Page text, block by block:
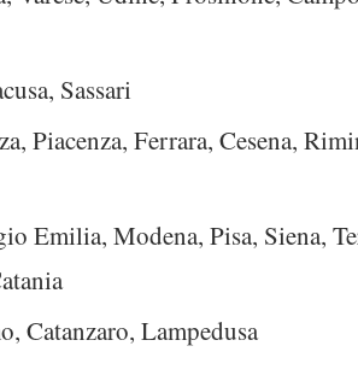
Sassari
Piacenza, Ferrara, Cesena,
Emilia, Modena, Pisa, Siena,
Catanzaro, Lampedusa